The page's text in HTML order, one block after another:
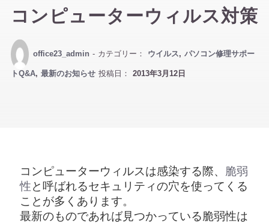
コンピューターウィルス対策
office23_admin - カテゴリー： ウイルス, パソコン修理サポー
トQ&A, 最新のお知らせ投稿日： 2013年3月12日
コンピューターウィルスは感染する際、
脆弱
性と呼ばれるセキュリティの穴を使ってくる
ことが多くあります。
最新のものであれば見つかっている脆弱性は